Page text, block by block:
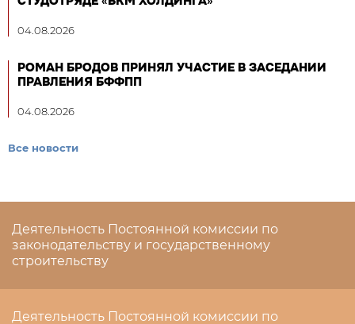
04.08.2026
РОМАН БРОДОВ ПРИНЯЛ УЧАСТИЕ В ЗАСЕДАНИИ
ПРАВЛЕНИЯ БФФПП
04.08.2026
Все новости
Деятельность Постоянной комиссии по
законодательству и государственному
строительству
Деятельность Постоянной комиссии по